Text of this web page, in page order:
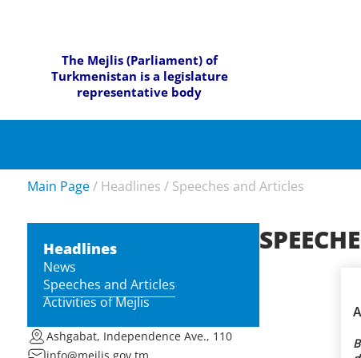
The Mejlis (Parliament) of
Turkmenistan is a legislature
representative body
Main Page / Headlines / Speeches and Articles
Headlines
News
Speeches and Articles
Activities of Mejlis
Ashgabat, Independence Ave., 110